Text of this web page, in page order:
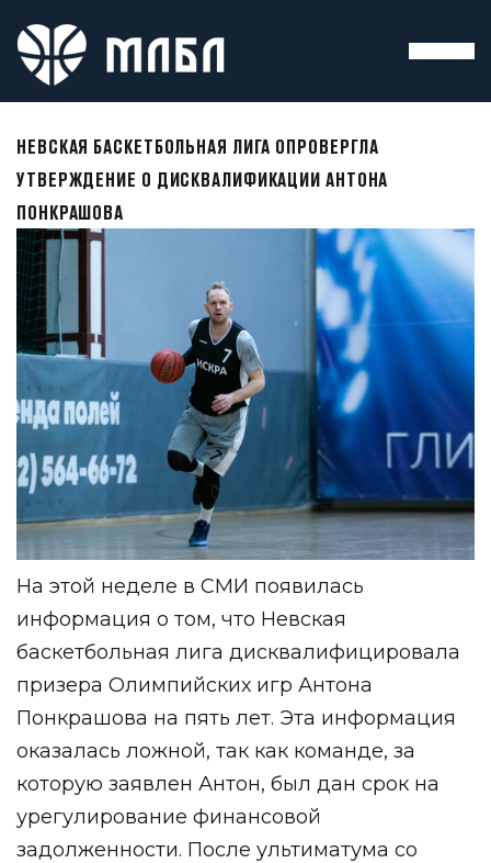
НЕВСКАЯ БАСКЕТБОЛЬНАЯ ЛИГА ОПРОВЕРГЛА
УТВЕРЖДЕНИЕ О ДИСКВАЛИФИКАЦИИ АНТОНА
ПОНКРАШОВА
На этой неделе в СМИ появилась
информация о том, что Невская
баскетбольная лига дисквалифицировала
призера Олимпийских игр Антона
Понкрашова на пять лет. Эта информация
оказалась ложной, так как команде, за
которую заявлен Антон, был дан срок на
урегулирование финансовой
задолженности. После ультиматума со